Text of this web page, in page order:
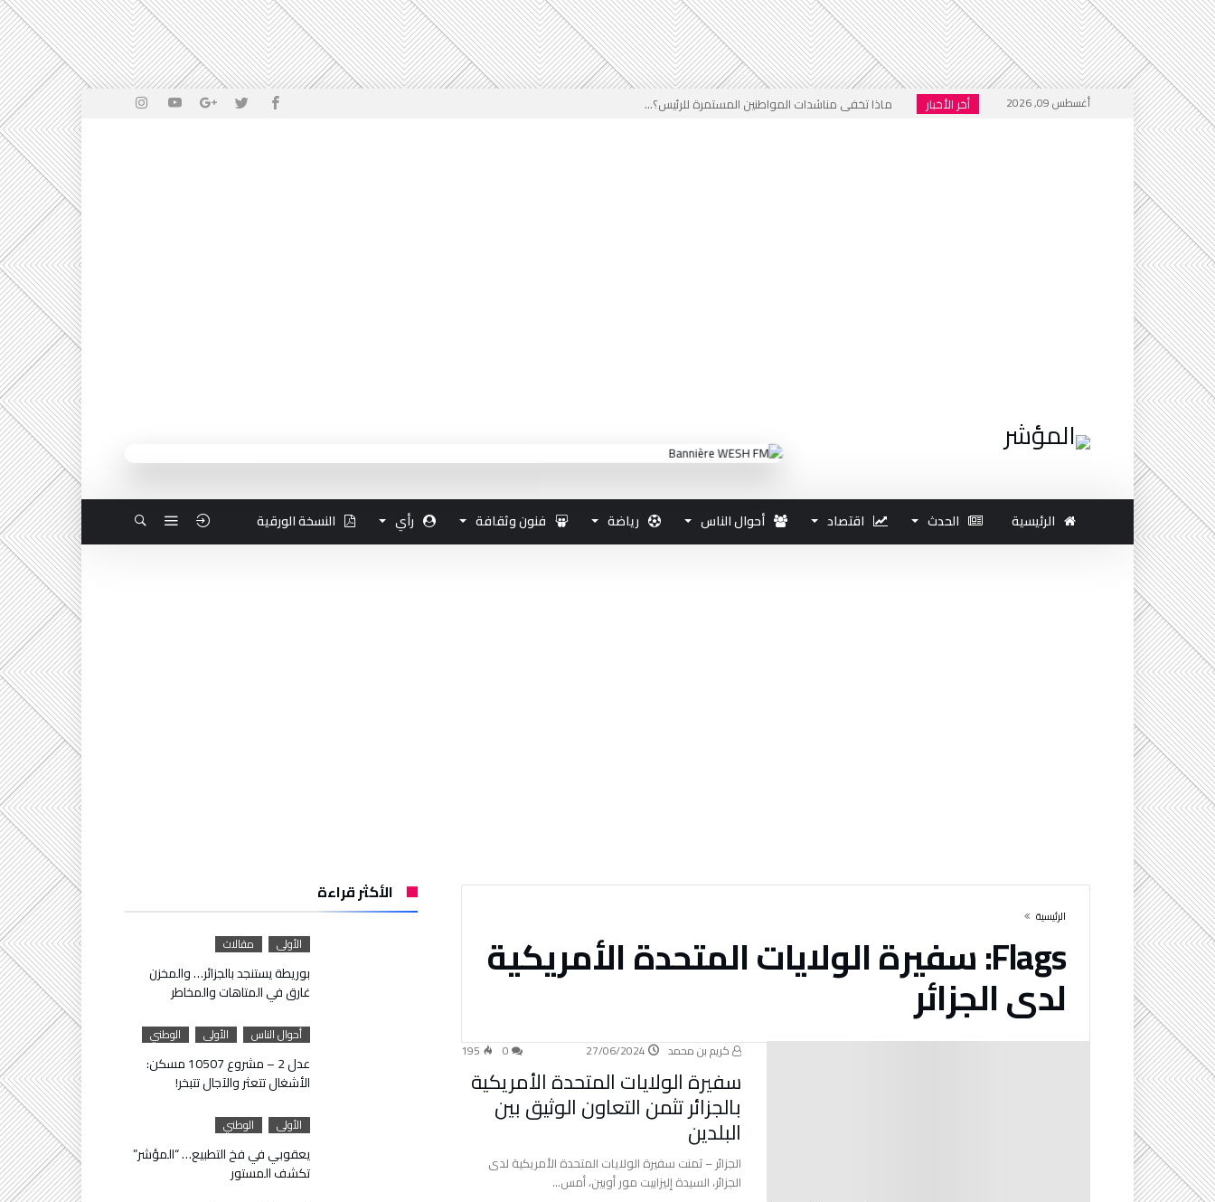
أغسطس 09, 2026 أخر الأخبار
ماذا تخفي مناشدات المواطنين المستمرة للرئيس؟...
الرئيسية الحدث اقتصاد أحوال الناس رياضة فنون وثقافة رأي النسخة الورقية
‫الرئيسية‬
Flags: سفيرة الولايات المتحدة الأمريكية
لدى الجزائر
كريم بن محمد 27/06/2024
195
سفيرة الولايات المتحدة الأمريكية
بالجزائر تثمن التعاون الوثيق بين
البلدين
الجزائر – ثمنت سفيرة الولايات المتحدة الأمريكية لدى
الجزائر، السيدة إليزابيت مور أوبين، أمس…
الأكثر قراءة
الأولى مقالات
بوريطة يستنجد بالجزائر… والمخزن
غارق في المتاهات والمخاطر
أحوال الناس الأولى الوطني
عدل 2 – مشروع 10507 مسكن:
الأشغال تتعثر والآجال تتبخر!
الأولى الوطني
يعقوبي في فخ التطبيع… “المؤشر”
تكشف المستور